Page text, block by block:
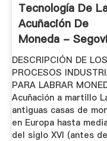
Tecnología De
Acuñación De
Moneda -
DESCRIPCIÓN DE LOS
PROCESOS
PARA LABRAR
Acuñación a martillo
antiguas casas de
en Europa hasta
del siglo XVI (antes